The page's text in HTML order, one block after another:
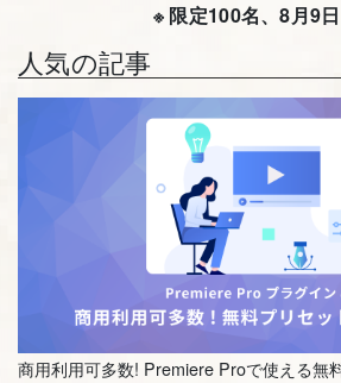
※ 限定100名、8月9
人気の記事
商用利用可多数! Premiere Proで使える無